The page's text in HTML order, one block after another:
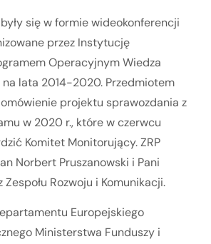
się w formie wideokonferencji
przez Instytucję
Operacyjnym Wiedza
na lata 2014-2020. Przedmiotem
projektu sprawozdania z
w 2020 r., które w czerwcu
Komitet Monitorujący. ZRP
Norbert Pruszanowski i Pani
Zespołu Rozwoju i Komunikacji.
Europejskiego
Ministerstwa Funduszy i